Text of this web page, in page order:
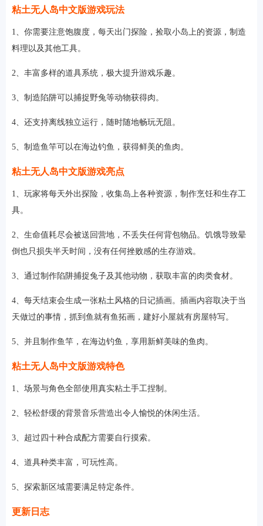
粘土无人岛中文版游戏玩法
1、你需要注意饱腹度，每天出门探险，捡取小岛上的资源，制造
料理以及其他工具。
2、丰富多样的道具系统，极大提升游戏乐趣。
3、制造陷阱可以捕捉野兔等动物获得肉。
4、还支持离线独立运行，随时随地畅玩无阻。
5、制造鱼竿可以在海边钓鱼，获得鲜美的鱼肉。
粘土无人岛中文版游戏亮点
1、玩家将每天外出探险，收集岛上各种资源，制作烹饪和生存工
具。
2、生命值耗尽会被送回营地，不丢失任何背包物品。饥饿导致晕
倒也只损失半天时间，没有任何挫败感的生存游戏。
3、通过制作陷阱捕捉兔子及其他动物，获取丰富的肉类食材。
4、每天结束会生成一张粘土风格的日记插画。插画内容取决于当
天做过的事情，抓到鱼就有鱼拓画，建好小屋就有房屋特写。
5、并且制作鱼竿，在海边钓鱼，享用新鲜美味的鱼肉。
粘土无人岛中文版游戏特色
1、场景与角色全部使用真实粘土手工捏制。
2、轻松舒缓的背景音乐营造出令人愉悦的休闲生活。
3、超过四十种合成配方需要自行摸索。
4、道具种类丰富，可玩性高。
5、探索新区域需要满足特定条件。
更新日志